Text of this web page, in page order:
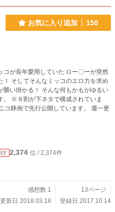
お気に入り追加 150
コが長年愛用していた ロー〇ーが突然
！ そしてそんなミッコのエロ力を求め
んな何もかもがゆるい
いま
画で先行公開しています。 週一更
2,374 位 / 2,374件
感想数 1
13ページ
新日 2018.03.18
登録日 2017.10.14